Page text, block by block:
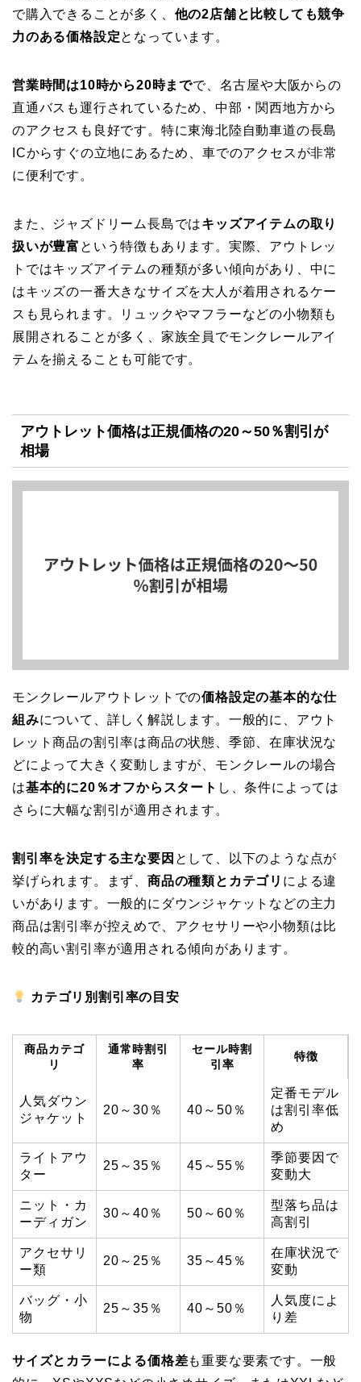
で購入できることが多く、 他の2店舗と比較しても競争
力のある価格設定となっています。
営業時間は10時から20時までで、名古屋や大阪からの
直通バスも運行されているため、中部・関西地方から
のアクセスも良好です。特に東海北陸自動車道の長島
ICからすぐの立地にあるため、車でのアクセスが非常
に便利です。
また、ジャズドリーム長島ではキッズアイテムの取り
扱いが豊富 という特徴もあります。実際、アウトレッ
トではキッズアイテムの種類が多い傾向があり、中に
はキッズの一番大きなサイズを大人が着用されるケー
スも見られます。リュックやマフラーなどの小物類も
展開されることが多く、家族全員でモンクレールアイ
テムを揃えることも可能です。
アウトレット価格は正規価格の20～50％割引が
相場
モンクレールアウトレットでの価格設定の基本的な仕
組みについて、詳しく解説します。一般的に、アウト
レット商品の割引率は商品の状態、季節、在庫状況な
どによって大きく変動しますが、モンクレールの場合
は基本的に20％オフからスタート し、条件によっては
さらに大幅な割引が適用されます。
割引率を決定する主な要因 として、以下のような点が
挙げられます。まず、 商品の種類とカテゴリ による違
いがあります。一般的にダウンジャケットなどの主力
商品は割引率が控えめで、アクセサリーや小物類は比
較的高い割引率が適用される傾向があります。
カテゴリ別割引率の目安
商品カテゴ
リ
通常時割引
率
セール時割
引率
特徴
人気ダウン
ジャケット
20～30％ 40～50％
定番モデル
は割引率低
め
ライトアウ
ター
25～35％ 45～55％
季節要因で
変動大
ニット・カ
ーディガン
30～40％ 50～60％
型落ち品は
高割引
アクセサリ
ー類
20～25％ 35～45％
在庫状況で
変動
バッグ・小
物
25～35％ 40～50％
人気度によ
り差
サイズとカラーによる価格差も重要な要素です。一般